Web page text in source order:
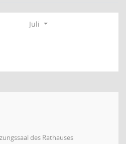
Juli
des Rathauses